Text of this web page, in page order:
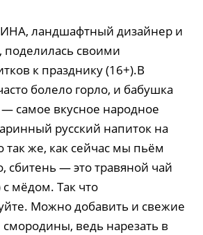
ландшафтный дизайнер и
поделилась своими
к празднику (16+).В
болело горло, и бабушка
самое вкусное народное
русский напиток на
так же, как сейчас мы пьём
сбитень — это травяной чай
с мёдом. Так что
Можно добавить и свежие
ведь нарезать в